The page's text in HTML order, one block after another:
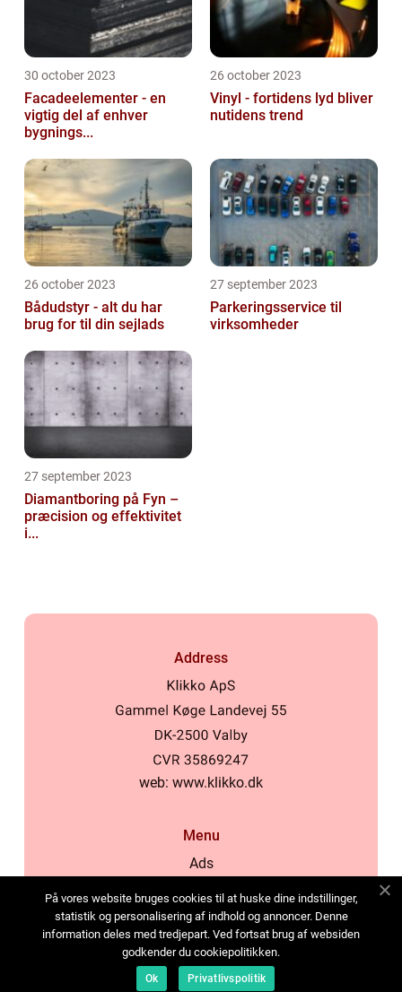
30 october 2023
Facadeelementer - en
vigtig del af enhver
bygnings...
26 october 2023
Vinyl - fortidens lyd bliver
nutidens trend
26 october 2023
Bådudstyr - alt du har
brug for til din sejlads
27 september 2023
Parkeringsservice til
virksomheder
27 september 2023
Diamantboring på Fyn –
præcision og effektivitet
i...
Address
web: www.klikko.dk
Menu
Ads
Cookies
Contact
Sitemap
På vores website bruges cookies til at huske dine indstillinger,
statistik og personalisering af indhold og annoncer. Denne
information deles med tredjepart. Ved fortsat brug af websiden
godkender du cookiepolitikken.
Ok Privatlivspolitik